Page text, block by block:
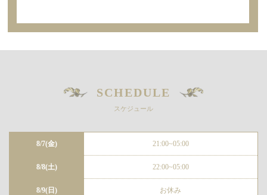
SCHEDULE
スケジュール
8/7(金)
8/8(土)
8/9(日)
21:00~05:00
22:00~05:00
お休み